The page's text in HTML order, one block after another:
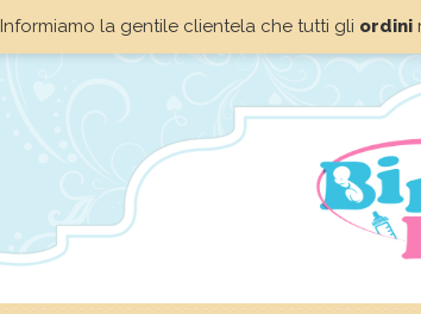
Informiamo la gentile clientela che tutti gli ordini